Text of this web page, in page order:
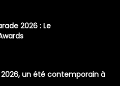
2026 : Le
2026, un été contemporain à